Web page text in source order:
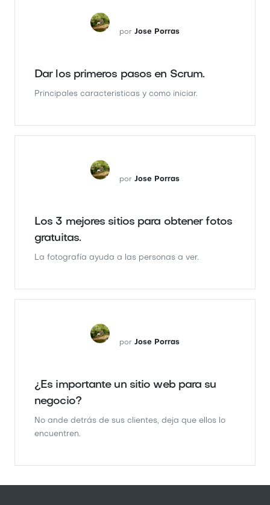
por Jose Porras
Dar los primeros pasos en Scrum.
Principales caracteristicas y como iniciar.
por Jose Porras
Los 3 mejores sitios para obtener fotos
gratuitas.
La fotografía ayuda a las personas a ver.
por Jose Porras
¿Es importante un sitio web para su
negocio?
No ande detrás de sus clientes, deja que ellos lo
encuentren.